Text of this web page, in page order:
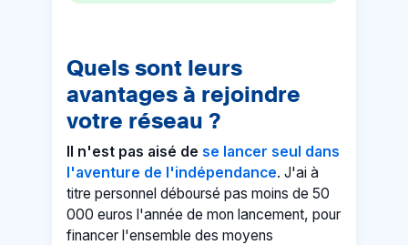
Quels sont leurs
avantages à rejoindre
votre réseau ?
Il n'est pas aisé dese lancer seul dans
l'aventure de l'indépendance. J'ai à
titre personnel déboursé pas moins de 50
000 euros l'année de mon lancement, pour
financer l'ensemble des moyens